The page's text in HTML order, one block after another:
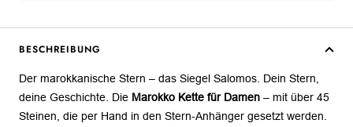
BESCHREIBUNG
Der marokkanische Stern – das Siegel Salomos. Dein Stern,
deine Geschichte. Die Marokko Kette für Damen – mit über 45
Steinen, die per Hand in den Stern-Anhänger gesetzt werden.